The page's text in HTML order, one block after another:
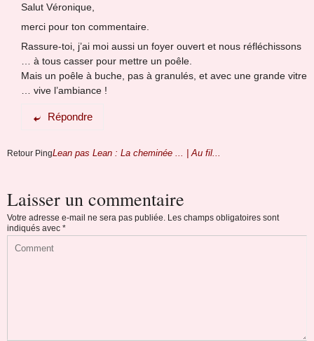
Salut Véronique,
merci pour ton commentaire.
Rassure-toi, j’ai moi aussi un foyer ouvert et nous réfléchissons
… à tous casser pour mettre un poêle.
Mais un poêle à buche, pas à granulés, et avec une grande vitre
… vive l’ambiance !
Répondre
Retour PingLean pas Lean : La cheminée ... | Au fil...
Laisser un commentaire
Votre adresse e-mail ne sera pas publiée.
Les champs obligatoires sont
indiqués avec *